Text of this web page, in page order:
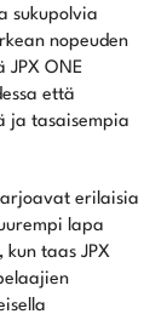
sukupolvia
nopeuden
JPX ONE
että
ja tasaisempia
tarjoavat erilaisia
lapa
taas JPX